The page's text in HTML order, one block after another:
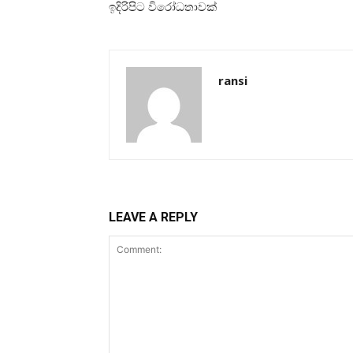
ඉදිරිපිට විරෝධතාවක්
ransi
LEAVE A REPLY